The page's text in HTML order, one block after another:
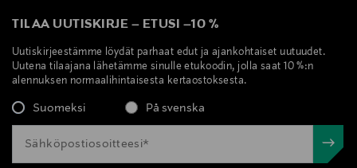
TILAA UUTISKIRJE – ETUSI –10 %
Uutiskirjeestämme löydät parhaat edut ja ajankohtaiset uutuudet.
Uutena tilaajana lähetämme sinulle etukoodin, jolla saat 10 %:n
alennuksen normaalihintaisesta kertaostoksesta.
Suomeksi På svenska